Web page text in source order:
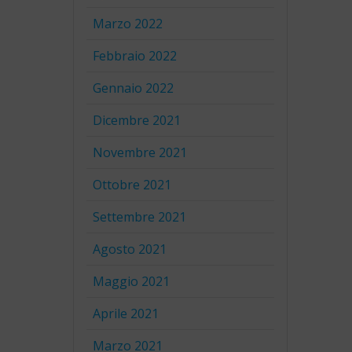
Marzo 2022
Febbraio 2022
Gennaio 2022
Dicembre 2021
Novembre 2021
Ottobre 2021
Settembre 2021
Agosto 2021
Maggio 2021
Aprile 2021
Marzo 2021